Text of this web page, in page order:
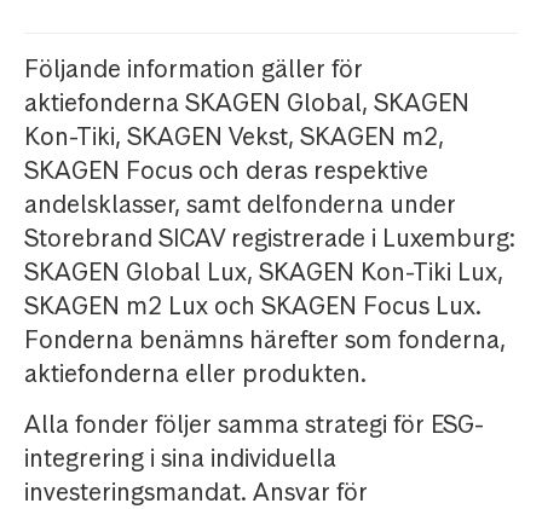
Följande information gäller för
aktiefonderna SKAGEN Global, SKAGEN
Kon-Tiki, SKAGEN Vekst, SKAGEN m2,
SKAGEN Focus och deras respektive
andelsklasser, samt delfonderna under
Storebrand SICAV registrerade i Luxemburg:
SKAGEN Global Lux, SKAGEN Kon-Tiki Lux,
SKAGEN m2 Lux och SKAGEN Focus Lux.
Fonderna benämns härefter som fonderna,
aktiefonderna eller produkten.
Alla fonder följer samma strategi för ESG-
integrering i sina individuella
investeringsmandat. Ansvar för